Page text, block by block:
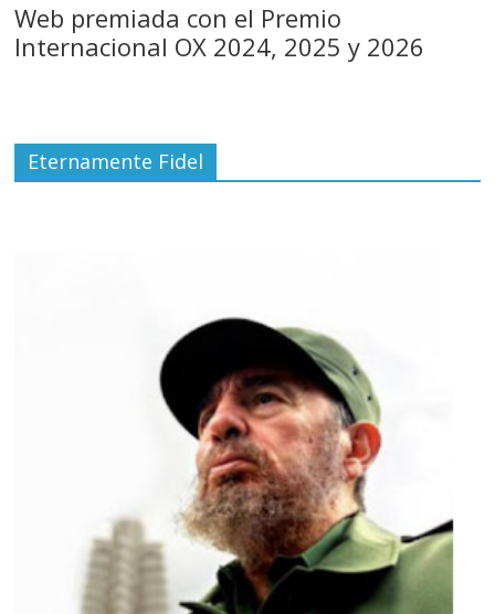
Web premiada con el Premio
Internacional OX 2024, 2025 y 2026
Eternamente Fidel